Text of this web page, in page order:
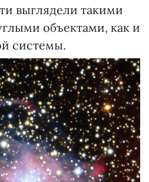
выглядели такими
объектами, как и
системы.